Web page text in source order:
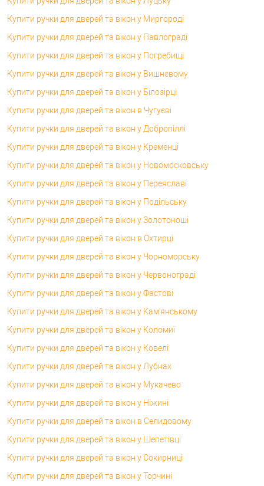
Купити ручки для дверей та вікон у Миргороді
Купити ручки для дверей та вікон у Павлограді
Купити ручки для дверей та вікон у Погребищі
Купити ручки для дверей та вікон у Вишневому
Купити ручки для дверей та вікон у Білозірці
Купити ручки для дверей та вікон в Чугуєві
Купити ручки для дверей та вікон у Добропіллі
Купити ручки для дверей та вікон у Кременці
Купити ручки для дверей та вікон у Новомосковську
Купити ручки для дверей та вікон у Переяславі
Купити ручки для дверей та вікон у Подільську
Купити ручки для дверей та вікон у Золотоноші
Купити ручки для дверей та вікон в Охтирці
Купити ручки для дверей та вікон у Чорноморську
Купити ручки для дверей та вікон у Червонограді
Купити ручки для дверей та вікон у Фастові
Купити ручки для дверей та вікон у Кам'янському
Купити ручки для дверей та вікон у Коломиї
Купити ручки для дверей та вікон у Ковелі
Купити ручки для дверей та вікон у Лубнах
Купити ручки для дверей та вікон у Мукачево
Купити ручки для дверей та вікон у Ніжині
Купити ручки для дверей та вікон в Селидовому
Купити ручки для дверей та вікон у Шепетівці
Купити ручки для дверей та вікон у Сокирниці
Купити ручки для дверей та вікон у Торчині